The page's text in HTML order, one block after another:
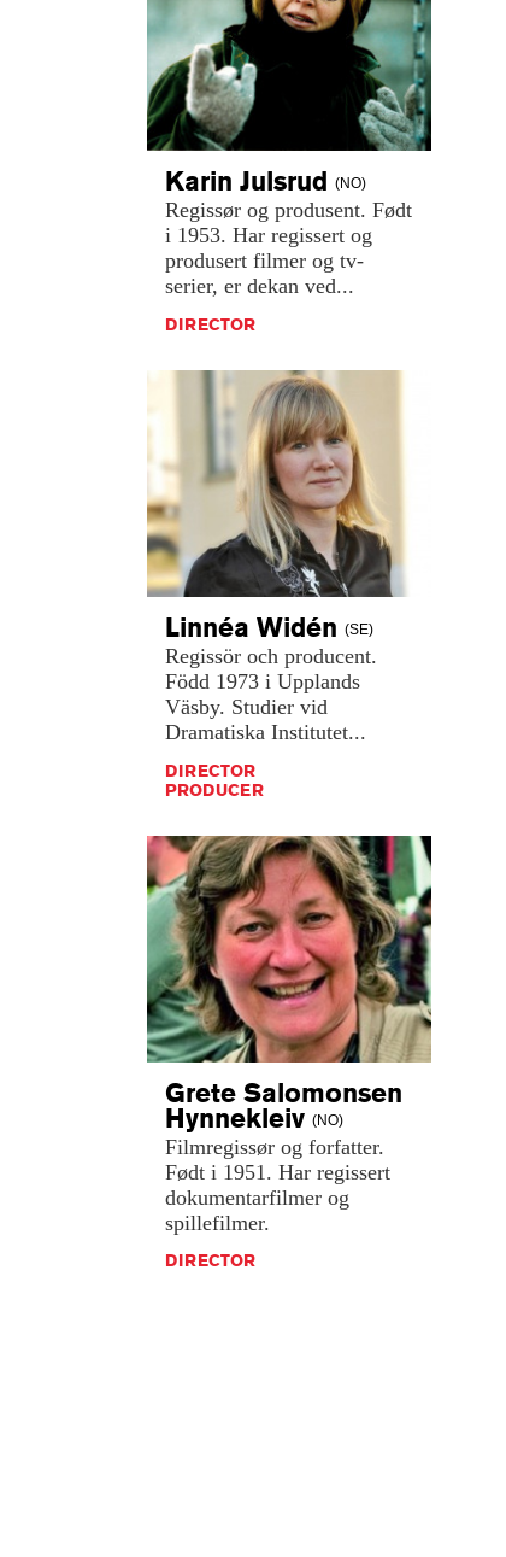
Karin Julsrud (NO)
Regissør og produsent. Født
i 1953. Har regissert og
produsert filmer og tv-
serier, er dekan ved...
DIRECTOR
Linnéa Widén (SE)
Regissör och producent.
Född 1973 i Upplands
Väsby. Studier vid
Dramatiska Institutet...
DIRECTOR
PRODUCER
Grete Salomonsen
Hynnekleiv (NO)
Filmregissør og forfatter.
Født i 1951. Har regissert
dokumentarfilmer og
spillefilmer.
DIRECTOR